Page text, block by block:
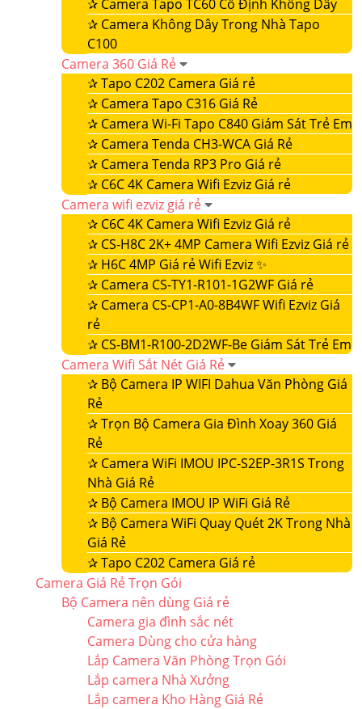
✰ Camera Tapo TC60 Cố Định Không Dây
✰ Camera Không Dây Trong Nhà Tapo
C100
Camera 360 Giá Rẻ
✰Tapo C202 Camera Giá rẻ
✰ Camera Tapo C316 Giá Rẻ
✰ Camera Wi-Fi Tapo C840 Giám Sát Trẻ Em
✰ Camera Tenda CH3-WCA Giá Rẻ
✰ Camera Tenda RP3 Pro Giá rẻ
✰ C6C 4K Camera Wifi Ezviz Giá rẻ
Camera wifi ezviz giá rẻ
✰ C6C 4K Camera Wifi Ezviz Giá rẻ
✰ CS-H8C 2K+ 4MP Camera Wifi Ezviz Giá rẻ
✰ H6C 4MP Giá rẻ Wifi Ezviz ✨
✰ Camera CS-TY1-R101-1G2WF Giá rẻ
✰ Camera CS-CP1-A0-8B4WF Wifi Ezviz Giá
rẻ
✰ CS-BM1-R100-2D2WF-Be Giám Sát Trẻ Em
Camera Wifi Sắt Nét Giá Rẻ
✰ Bộ Camera IP WIFI Dahua Văn Phòng Giá
Rẻ
✰Trọn Bộ Camera Gia Đình Xoay 360 Giá
Rẻ
✰ Camera WiFi IMOU IPC-S2EP-3R1S Trong
Nhà Giá Rẻ
✰ Bộ Camera IMOU IP WiFi Giá Rẻ
✰ Bộ Camera WiFi Quay Quét 2K Trong Nhà
Giá Rẻ
✰Tapo C202 Camera Giá rẻ
Camera Giá Rẻ Trọn Gói
Bộ Camera nên dùng Giá rẻ
Camera gia đình sắc nét
Camera Dùng cho cửa hàng
Lắp Camera Văn Phòng Trọn Gói
Lắp camera Nhà Xưởng
Lắp camera Kho Hàng Giá Rẻ